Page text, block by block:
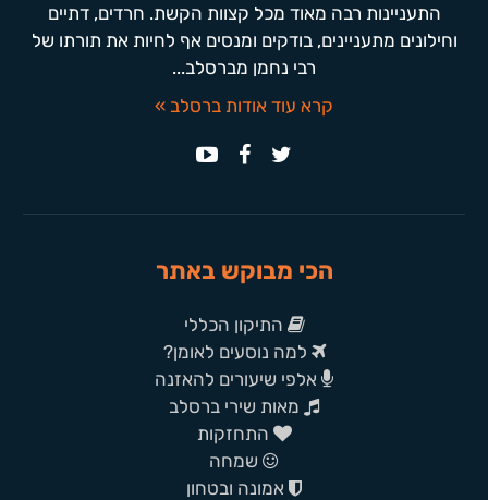
התעניינות רבה מאוד מכל קצוות הקשת. חרדים, דתיים
וחילונים מתעניינים, בודקים ומנסים אף לחיות את תורתו של
רבי נחמן מברסלב...
קרא עוד אודות ברסלב »
הכי מבוקש באתר
התיקון הכללי
למה נוסעים לאומן?
אלפי שיעורים להאזנה
מאות שירי ברסלב
התחזקות
שמחה
אמונה ובטחון